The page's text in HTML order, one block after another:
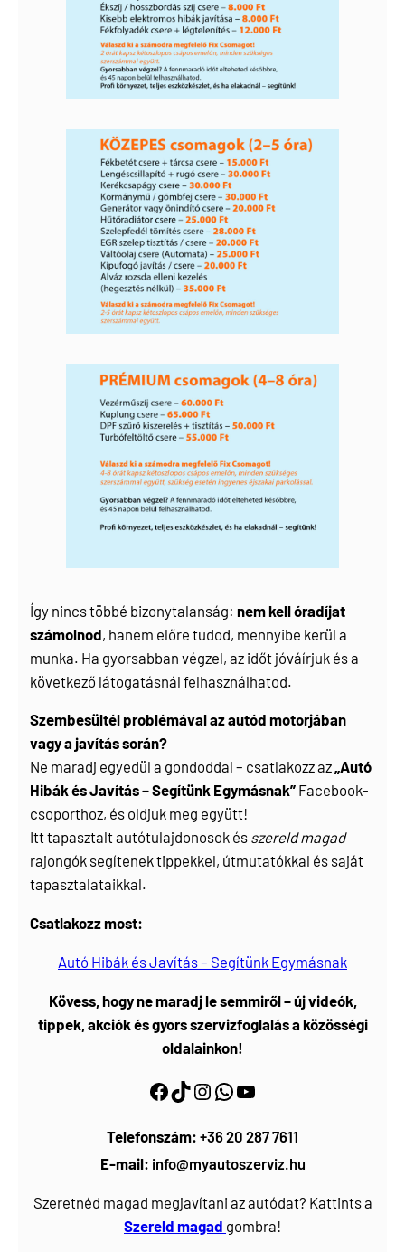
Így nincs többé bizonytalanság:nem kell óradíjat
számolnod, hanem előre tudod, mennyibe kerül a
munka. Ha gyorsabban végzel, az időt jóváírjuk és a
következő látogatásnál felhasználhatod.
Szembesültél problémával az autód motorjában
vagy a javítás során?
Ne maradj egyedül a gondoddal – csatlakozz az„Autó
Hibák és Javítás – Segítünk Egymásnak” Facebook-
csoporthoz, és oldjuk meg együtt!
Itt tapasztalt autótulajdonosok és szereld magad
rajongók segítenek tippekkel, útmutatókkal és saját
tapasztalataikkal.
Csatlakozz most:
Autó Hibák és Javítás – Segítünk Egymásnak
Kövess, hogy ne maradj le semmiről – új videók,
tippek, akciók és gyors szervizfoglalás a közösségi
oldalainkon!
Facebook https://www.tiktok.com/@myautoszerviz.hu https://www.instagram.com/myautoszerviz.hu/ wa.me/36202877611 YouTube
Telefonszám: +36 20 287 7611
E-mail: info@myautoszerviz.hu
Szeretnéd magad megjavítani az autódat? Kattints a
Szereld magad gombra!